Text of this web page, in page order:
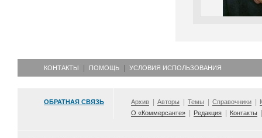
КОНТАКТЫ ПОМОЩЬ УСЛОВИЯ ИСПОЛЬЗОВАНИЯ
ОБРАТНАЯ СВЯЗЬ Архив Авторы Темы Справочники
О «Коммерсанте»
Редакция Контакты